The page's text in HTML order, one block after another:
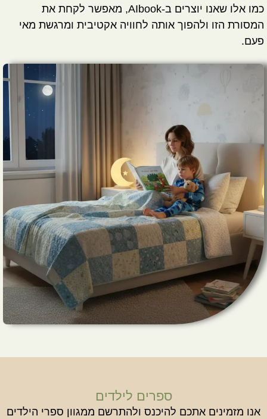
כמו אלו שאנו יוצרים ב-AIbook, מאפשר לקחת את
המסורת הזו ולהפוך אותה לחוויה אקטיבית ומרגשת מאי
פעם.
ספרים לילדים
אנו מזמינים אתכם להיכנס ולהתרשם ממגוון ספרי הילדים